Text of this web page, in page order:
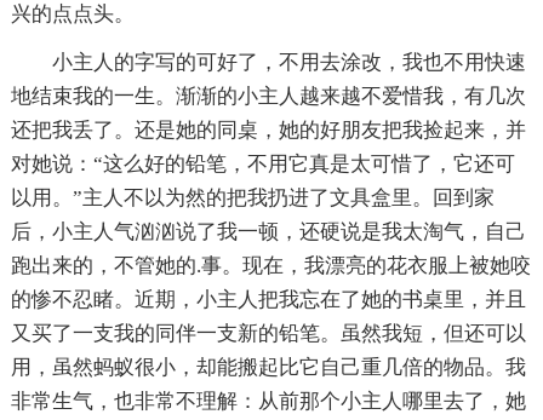
兴的点点头。
小主人的字写的可好了，不用去涂改，我也不用快速
地结束我的一生。渐渐的小主人越来越不爱惜我，有几次
还把我丢了。还是她的同桌，她的好朋友把我捡起来，并
对她说：“这么好的铅笔，不用它真是太可惜了，它还可
以用。”主人不以为然的把我扔进了文具盒里。回到家
后，小主人气汹汹说了我一顿，还硬说是我太淘气，自己
跑出来的，不管她的.事。现在，我漂亮的花衣服上被她咬
的惨不忍睹。近期，小主人把我忘在了她的书桌里，并且
又买了一支我的同伴一支新的铅笔。虽然我短，但还可以
用，虽然蚂蚁很小，却能搬起比它自己重几倍的物品。我
非常生气，也非常不理解：从前那个小主人哪里去了，她